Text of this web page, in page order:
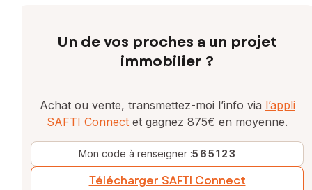
Un de vos proches a un projet
immobilier ?
Achat ou vente, transmettez-moi l’info via l’appli
SAFTI Connect et gagnez 875€ en moyenne.
Mon code à renseigner :565123
Télécharger SAFTI Connect